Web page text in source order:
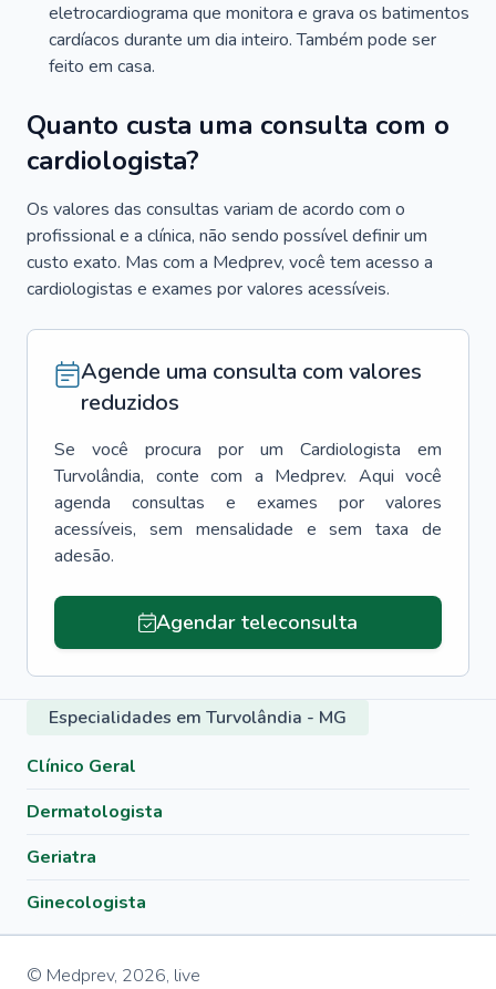
eletrocardiograma que monitora e grava os batimentos
cardíacos durante um dia inteiro. Também pode ser
feito em casa.
Quanto custa uma consulta com o
cardiologista?
Os valores das consultas variam de acordo com o
profissional e a clínica, não sendo possível definir um
custo exato. Mas com a Medprev, você tem acesso a
cardiologistas e exames por valores acessíveis.
Agende uma consulta com valores
reduzidos
Se você procura por um Cardiologista
em
Turvolândia, conte com a Medprev. Aqui você
agenda consultas e exames por valores
acessíveis, sem mensalidade e sem taxa de
adesão.
Agendar teleconsulta
Especialidades em Turvolândia - MG
Clínico Geral
Dermatologista
Geriatra
Ginecologista
© Medprev, 2026, live